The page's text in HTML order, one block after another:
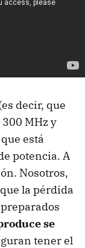
decir, que
MHz y
está
potencia. A
Nosotros,
la pérdida
se
tener el